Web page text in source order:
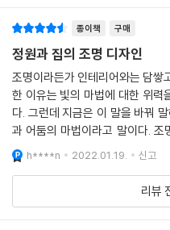
라서 ‘무엇을 비출 것인가’가 중요
게 달라진다.
정원수는 ‘자연스러운 달빛’으로
정원수는 자연스러운 빛으로 비
달빛이다. 위에서 아래로 빛을 비
원의 조명은 대개 아래에서 위로
치하는 데서 비롯되었는데 빛의
향도 반전된다. 눈에 보이는 모습
다. 위에서 아래로 빛을 비추려면
종이책 구매
정원과 집의 조명 디자인
조명이라든가 인테리어와는 담쌓
한 이유는 빛의 마법에 대한 위력
다. 그런데 지금은 이 말을 바꿔
과 어둠의 마법이라고 말이다. 조
장되는 일체감에 의해 같은 공간
는지 사진만 봐
h****n 2022.01.19. 신고
리뷰